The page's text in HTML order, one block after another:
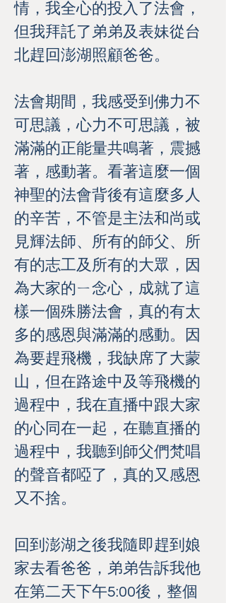
情，我全心的投入了法會，
但我拜託了弟弟及表妹從台
北趕回澎湖照顧爸爸。
法會期間，我感受到佛力不
可思議，心力不可思議，被
滿滿的正能量共鳴著，震撼
著，感動著。看著這麼一個
神聖的法會背後有這麼多人
的辛苦，不管是主法和尚或
見輝法師、所有的師父、所
有的志工及所有的大眾，因
為大家的ㄧ念心，成就了這
樣一個殊勝法會，真的有太
多的感恩與滿滿的感動。因
為要趕飛機，我缺席了大蒙
山，但在路途中及等飛機的
過程中，我在直播中跟大家
的心同在一起，在聽直播的
過程中，我聽到師父們梵唱
的聲音都啞了，真的又感恩
又不捨。
回到澎湖之後我隨即趕到娘
家去看爸爸，弟弟告訴我他
在第二天下午5:00後，整個